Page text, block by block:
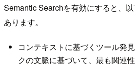
Semantic Searchを有効にすると、
あります。
コンテキストに基づくツール発
クの文脈に基づいて、最も関連